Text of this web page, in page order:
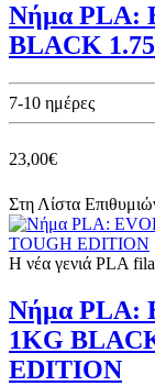
Νήμα PLA:
BLACK
7-10 ημέρες
23,00€
Στη Λίστα
Η νέα γενιά PLA
Νήμα PLA:
1KG
EDITION